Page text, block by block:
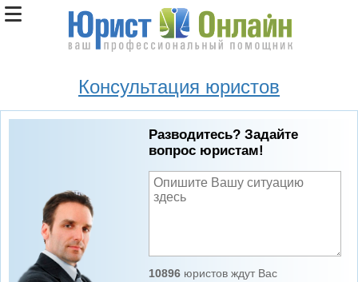
Консультация юристов
Разводитесь? Задайте
вопрос юристам!
10896юристов ждут Вас